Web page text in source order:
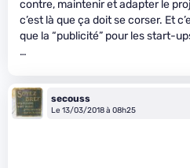
contre, maintenir et adapter le
c’est là que ça doit se corser. Et
que la “publicité” pour les start-
…
secouss
Le 13/03/2018 à 08h25